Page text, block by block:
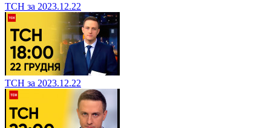
ТСН за 2023.12.22
ТСН за 2023.12.22